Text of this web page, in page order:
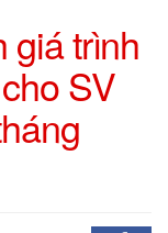
giá trình
SV